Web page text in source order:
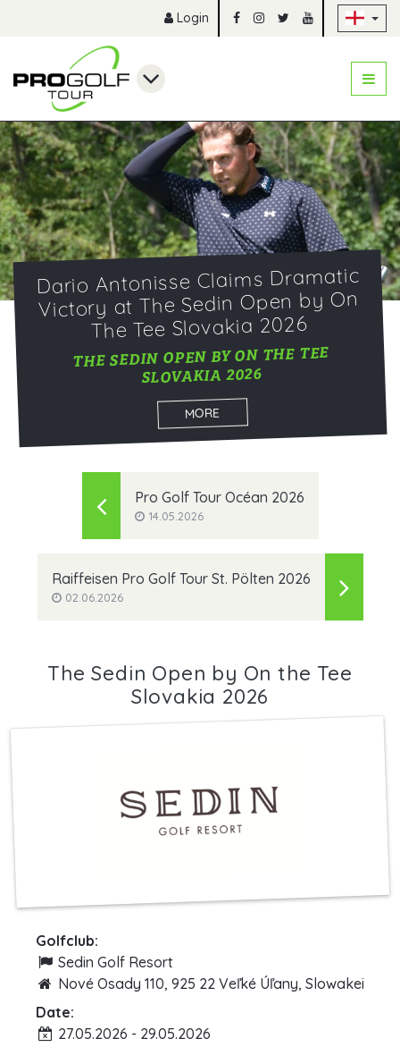
Login
Dario Antonisse Claims Dramatic
Victory at The Sedin Open by On
The Tee Slovakia 2026
THE SEDIN OPEN BY ON THE TEE
SLOVAKIA 2026
MORE
Pro Golf Tour Océan 2026
14.05.2026
Raiffeisen Pro Golf Tour St. Pölten 2026
02.06.2026
The Sedin Open by On the Tee
Slovakia 2026
Golfclub:
Sedin Golf Resort
Nové Osady 110, 925 22 Veľké Úľany, Slowakei
Date:
27.05.2026 - 29.05.2026